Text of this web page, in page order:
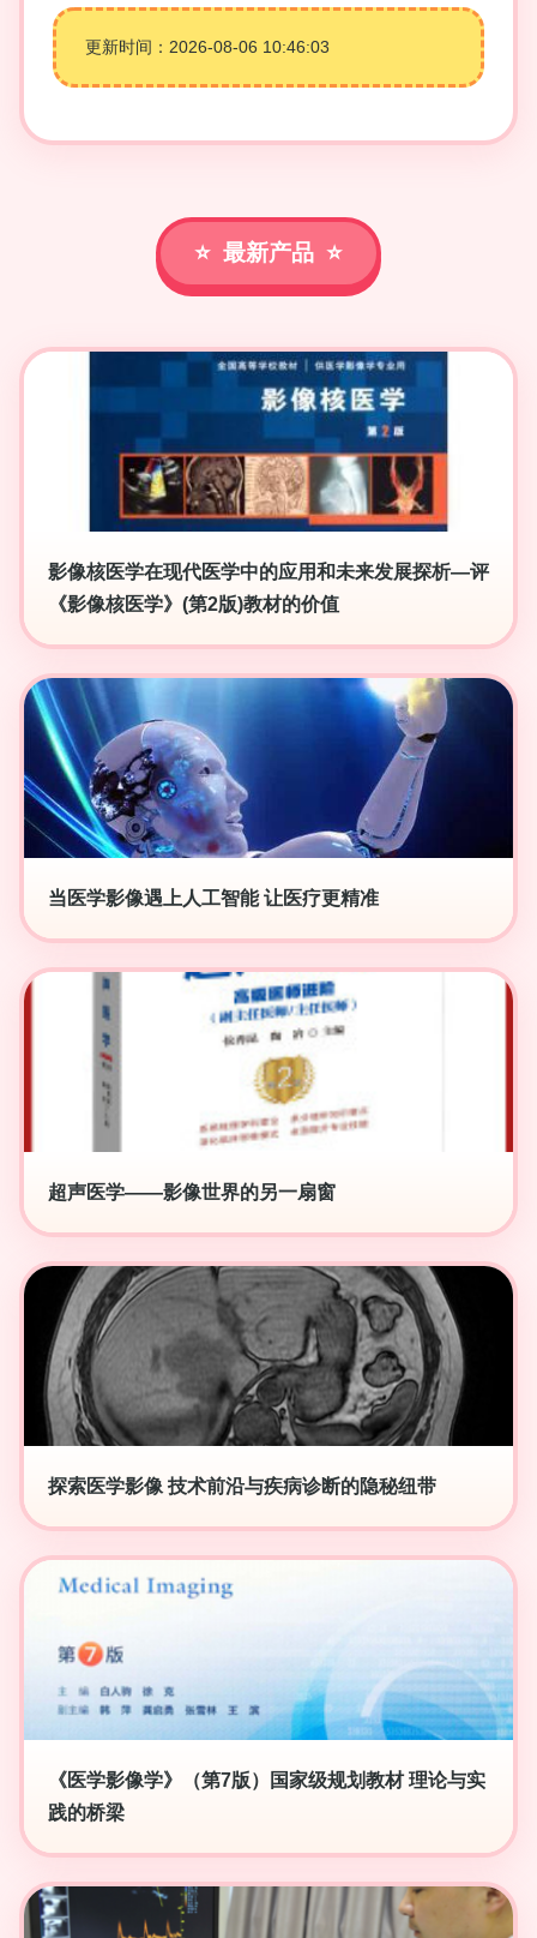
更新时间：2026-08-06 10:46:03
最新产品
影像核医学在现代医学中的应用和未来发展探析—评
《影像核医学》(第2版)教材的价值
当医学影像遇上人工智能 让医疗更精准
超声医学——影像世界的另一扇窗
探索医学影像 技术前沿与疾病诊断的隐秘纽带
《医学影像学》（第7版）国家级规划教材 理论与实
践的桥梁